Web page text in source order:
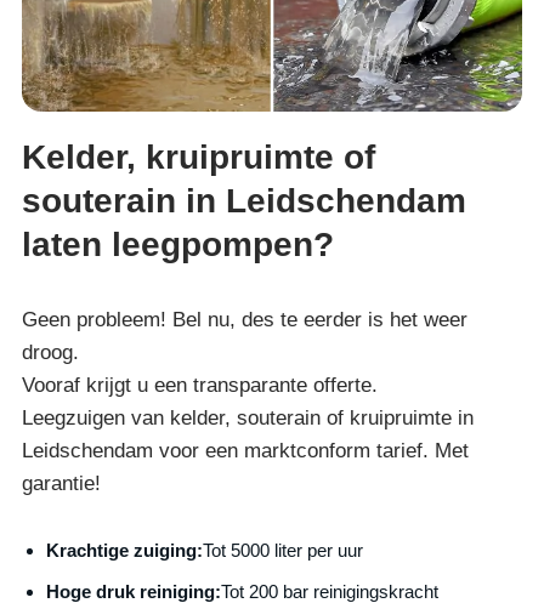
Kelder, kruipruimte of
souterain in Leidschendam
laten leegpompen?
Geen probleem! Bel nu, des te eerder is het weer
droog.
Vooraf krijgt u een transparante offerte.
Leegzuigen van kelder, souterain of kruipruimte in
Leidschendam voor een marktconform tarief. Met
garantie!
Krachtige zuiging:Tot 5000 liter per uur
Hoge druk reiniging:Tot 200 bar reinigingskracht